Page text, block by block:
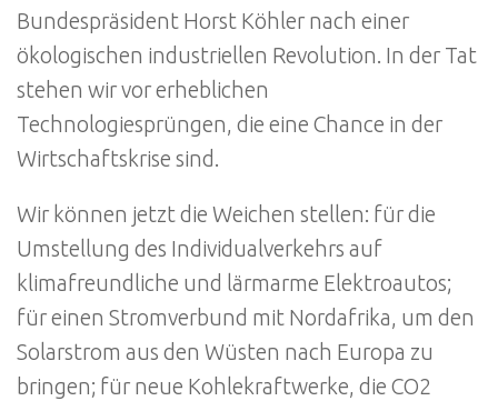
Bundespräsident Horst Köhler nach einer
ökologischen industriellen Revolution. In der Tat
stehen wir vor erheblichen
Technologiesprüngen, die eine Chance in der
Wirtschaftskrise sind.
Wir können jetzt die Weichen stellen: für die
Umstellung des Individualverkehrs auf
klimafreundliche und lärmarme Elektroautos;
für einen Stromverbund mit Nordafrika, um den
Solarstrom aus den Wüsten nach Europa zu
bringen; für neue Kohlekraftwerke, die CO2